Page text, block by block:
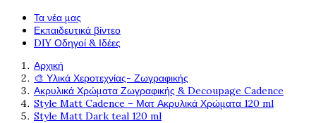
Τα νέα μας
Εκπαιδευτικά βίντεο
DIY Οδηγοί & Ιδέες
Αρχική
🎨 Υλικά Χεροτεχνίας- Ζωγραφικής
Ακρυλικά Χρώματα Ζωγραφικής & Decoupage Cadence
Style Matt Cadence – Ματ Ακρυλικά Χρώματα 120 ml
Style Matt Dark teal 120 ml